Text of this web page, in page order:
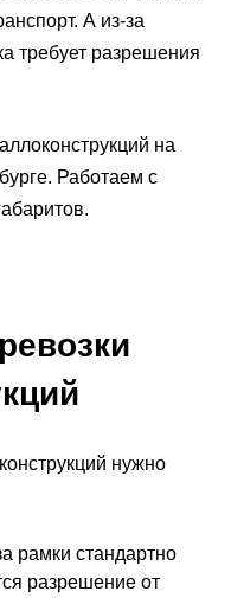
А из-за
требует разрешения
на
Работаем с
нужно
рамки стандартно
разрешение от